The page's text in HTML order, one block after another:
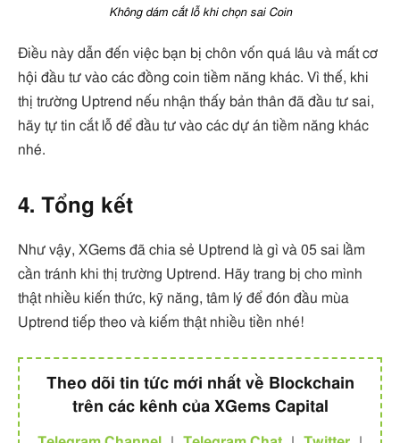
Không dám cắt lỗ khi chọn sai Coin
Điều này dẫn đến việc bạn bị chôn vốn quá lâu và mất cơ
hội đầu tư vào các đồng coin tiềm năng khác. Vì thế, khi
thị trường Uptrend nếu nhận thấy bản thân đã đầu tư sai,
hãy tự tin cắt lỗ để đầu tư vào các dự án tiềm năng khác
nhé.
4. Tổng kết
Như vậy, XGems đã chia sẻ Uptrend là gì và 05 sai lầm
cần tránh khi thị trường Uptrend. Hãy trang bị cho mình
thật nhiều kiến thức, kỹ năng, tâm lý để đón đầu mùa
Uptrend tiếp theo và kiếm thật nhiều tiền nhé!
Theo dõi tin tức mới nhất về Blockchain
trên các kênh của XGems Capital